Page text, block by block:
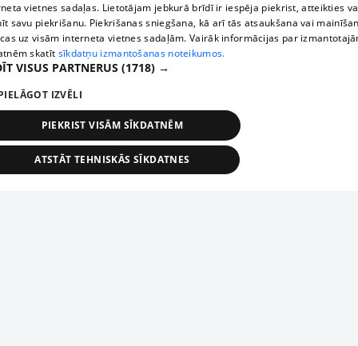
vietnes sadaļas. Lietotājam jebkurā brīdī ir iespēja piekrist, atteikties
savu piekrišanu. Piekrišanas sniegšana, kā arī tās atsaukšana vai
uz visām interneta vietnes sadaļām. Vairāk informācijas par
skatīt sīkdatņu izmantošanas noteikumos.
VISUS PARTNERUS (1718) →
IZVĒLI
PIEKRIST VISĀM SĪKDATNĒM
ATSTĀT TEHNISKĀS SĪKDATNES